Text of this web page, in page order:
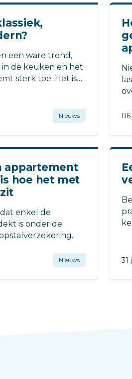
een ware trend,
in de keuken en het
sterk toe. Het is
Nieuws 06
appartement
hoe het met
enkel de
is onder de
Nieuws 31